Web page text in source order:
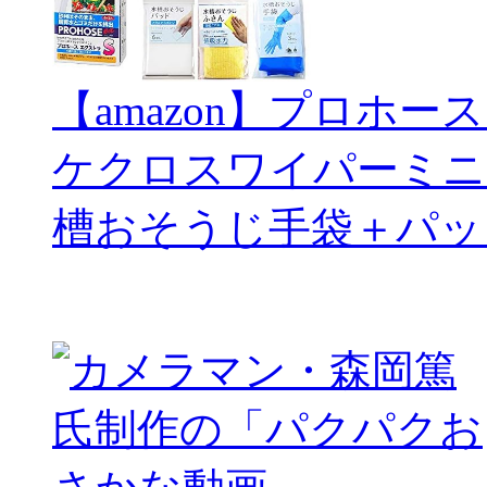
【amazon】プロホー
ケクロスワイパーミ
槽おそうじ手袋＋パ